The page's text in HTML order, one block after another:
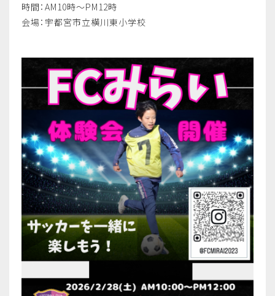
時間：AM10時～PM12時
会場：宇都宮市立横川東小学校